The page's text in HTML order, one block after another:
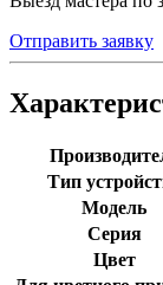
Отправить заявку
Тип
Модель
Серия
Цвет